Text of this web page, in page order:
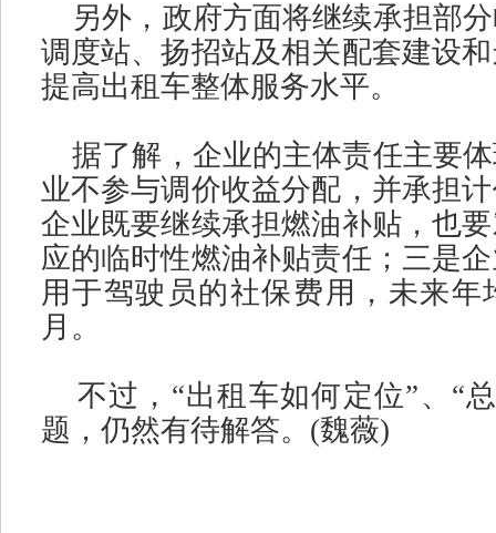
另外，政府方面将继续承担部
调度站、扬招站及相关配套建设
提高出租车整体服务水平。
据了解，企业的主体责任主要
业不参与调价收益分配，并承担
企业既要继续承担燃油补贴，也
应的临时性燃油补贴责任；三是
用于驾驶员的社保费用，未来年
月。
不过， “出租车如何定位” 、 “
题，仍然有待解答。 (魏薇)